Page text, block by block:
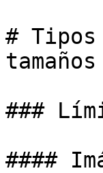
# Tipos
tamaños
###
####